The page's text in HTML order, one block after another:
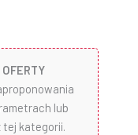
OFERTY
lub
tej kategorii.